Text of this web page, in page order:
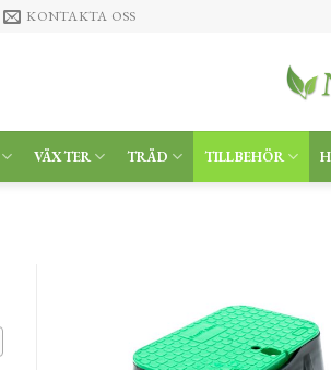
KONTAKTA OSS
VÄXTER TRÄD TILLBEHÖR